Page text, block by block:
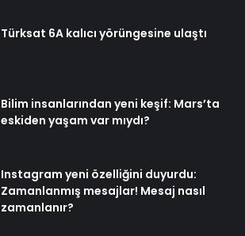
Türksat 6A kalıcı yörüngesine ulaştı
Bilim insanlarından yeni keşif: Mars’ta
eskiden yaşam var mıydı?
Instagram yeni özelliğini duyurdu:
Zamanlanmış mesajlar! Mesaj nasıl
zamanlanır?